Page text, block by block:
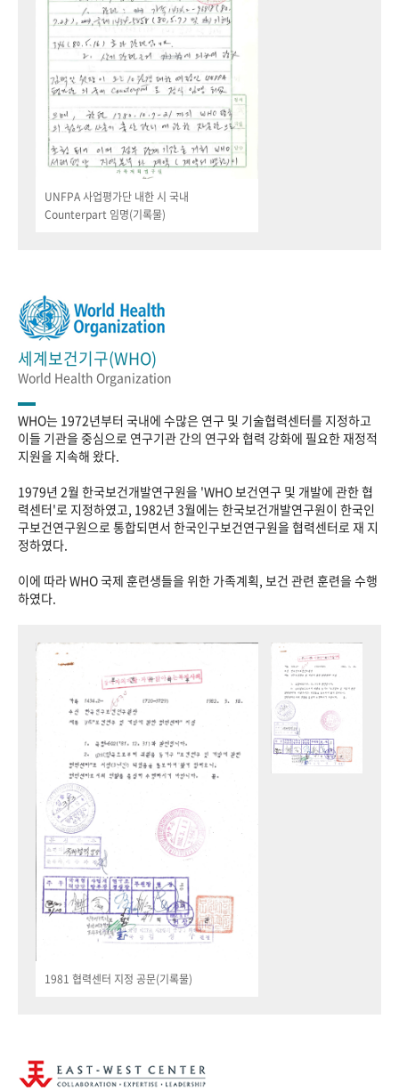
UNFPA 사업평가단 내한 시 국내
Counterpart 임명(기록물)
세계보건기구(WHO)
World Health Organization
WHO는 1972년부터 국내에 수많은 연구 및 기술협력센터를 지정하고
이들 기관을 중심으로 연구기관 간의 연구와 협력 강화에 필요한 재정적
지원을 지속해 왔다.
1979년 2월 한국보건개발연구원을 'WHO 보건연구 및 개발에 관한 협
력센터'로 지정하였고, 1982년 3월에는 한국보건개발연구원이 한국인
구보건연구원으로 통합되면서 한국인구보건연구원을 협력센터로 재 지
정하였다.
이에 따라 WHO 국제 훈련생들을 위한 가족계획, 보건 관련 훈련을 수행
하였다.
1981 협력센터 지정 공문(기록물)